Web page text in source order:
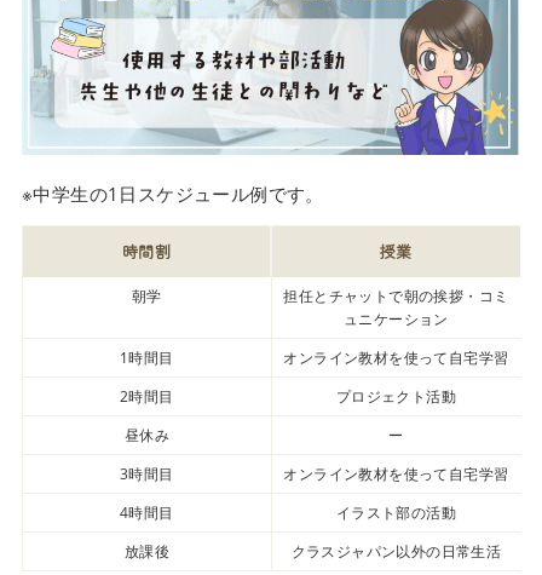
※中学生の1日スケジュール例です。
時間割 授業
朝学
担任とチャットで朝の挨拶・コミ
ュニケーション
1時間目
オンライン教材を使って自宅学習
2時間目
プロジェクト活動
昼休み
ー
3時間目
オンライン教材を使って自宅学習
4時間目
イラスト部の活動
放課後
クラスジャパン以外の日常生活